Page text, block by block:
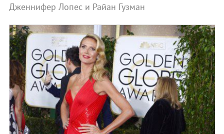
Дженнифер Лопес и Райан Гузман